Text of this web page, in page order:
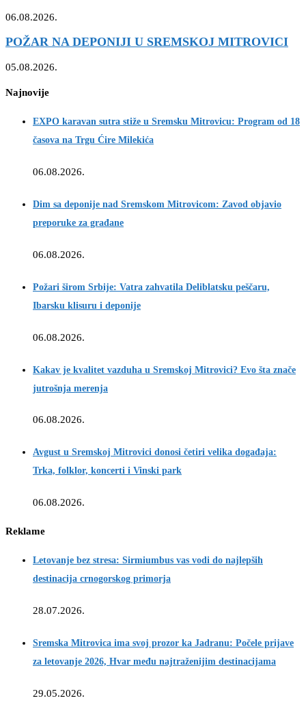
06.08.2026.
POŽAR NA DEPONIJI U SREMSKOJ MITROVICI
05.08.2026.
Najnovije
EXPO karavan sutra stiže u Sremsku Mitrovicu: Program od 18
časova na Trgu Ćire Milekića
06.08.2026.
Dim sa deponije nad Sremskom Mitrovicom: Zavod objavio
preporuke za građane
06.08.2026.
Požari širom Srbije: Vatra zahvatila Deliblatsku peščaru,
Ibarsku klisuru i deponije
06.08.2026.
Kakav je kvalitet vazduha u Sremskoj Mitrovici? Evo šta znače
jutrošnja merenja
06.08.2026.
Avgust u Sremskoj Mitrovici donosi četiri velika događaja:
Trka, folklor, koncerti i Vinski park
06.08.2026.
Reklame
Letovanje bez stresa: Sirmiumbus vas vodi do najlepših
destinacija crnogorskog primorja
28.07.2026.
Sremska Mitrovica ima svoj prozor ka Jadranu: Počele prijave
za letovanje 2026, Hvar među najtraženijim destinacijama
29.05.2026.